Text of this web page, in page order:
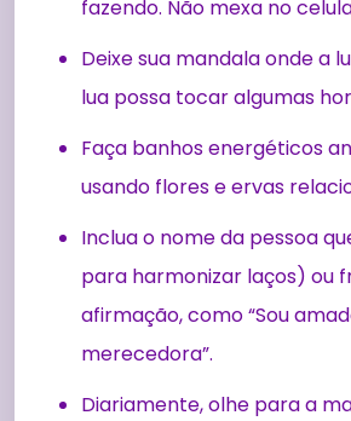
fazendo. Não mexa no
Deixe sua mandala onde a
lua possa tocar algumas
Faça banhos energéticos
usando flores e ervas
Inclua o nome da pessoa
para harmonizar laços) ou
afirmação, como “Sou
merecedora”.
Diariamente, olhe para a